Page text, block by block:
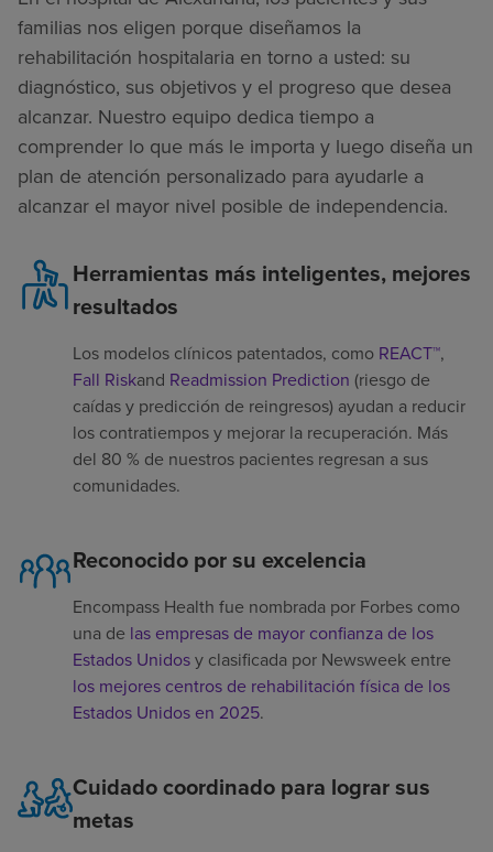
familias nos eligen porque diseñamos la
rehabilitación hospitalaria en torno a usted: su
diagnóstico, sus objetivos y el progreso que desea
alcanzar. Nuestro equipo dedica tiempo a
comprender lo que más le importa y luego diseña un
plan de atención personalizado para ayudarle a
alcanzar el mayor nivel posible de independencia.
Herramientas más inteligentes, mejores
resultados
Los modelos clínicos patentados, como REACT™,
Fall Riskand Readmission Prediction (riesgo de
caídas y predicción de reingresos) ayudan a reducir
los contratiempos y mejorar la recuperación. Más
del 80 % de nuestros pacientes regresan a sus
comunidades.
Reconocido por su excelencia
Encompass Health fue nombrada por Forbes como
una de las empresas de mayor confianza de los
Estados Unidosy clasificada por Newsweek entre
los mejores centros de rehabilitación física de los
Estados Unidos en 2025.
Cuidado coordinado para lograr sus
metas